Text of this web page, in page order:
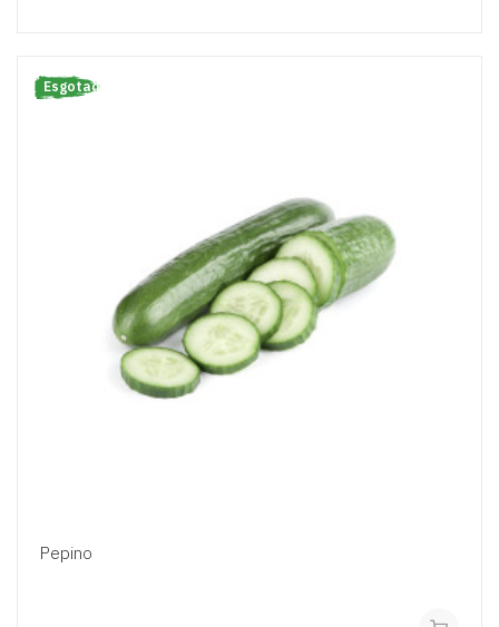
Esgotado
Pepino